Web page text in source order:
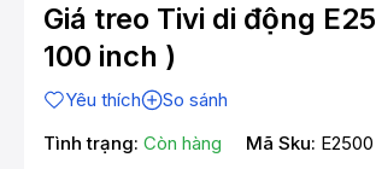
Giá treo Tivi di động
100 inch )
Yêu thích
So sánh
Tình trạng: Còn hàng Mã Sku: E2500